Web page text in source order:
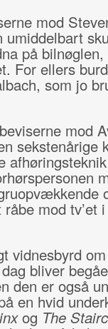
mod
på
For ellers
som jo
mod
sekstenårige
mod tv’et
vidnesbyrd
bliver
den er også
en hvid
og The